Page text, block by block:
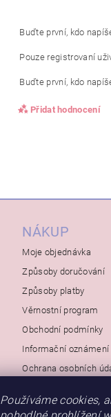
Buďte první, kdo
Pouze registrovaní
Buďte první, kdo
Přidat hodnocení
NÁKUP
Moje objednávka
Způsoby doručování
Způsoby platby
Věrnostní program
Obchodní podmínky
Informační oznámení
Ochrana osobních
Používáme cookies,